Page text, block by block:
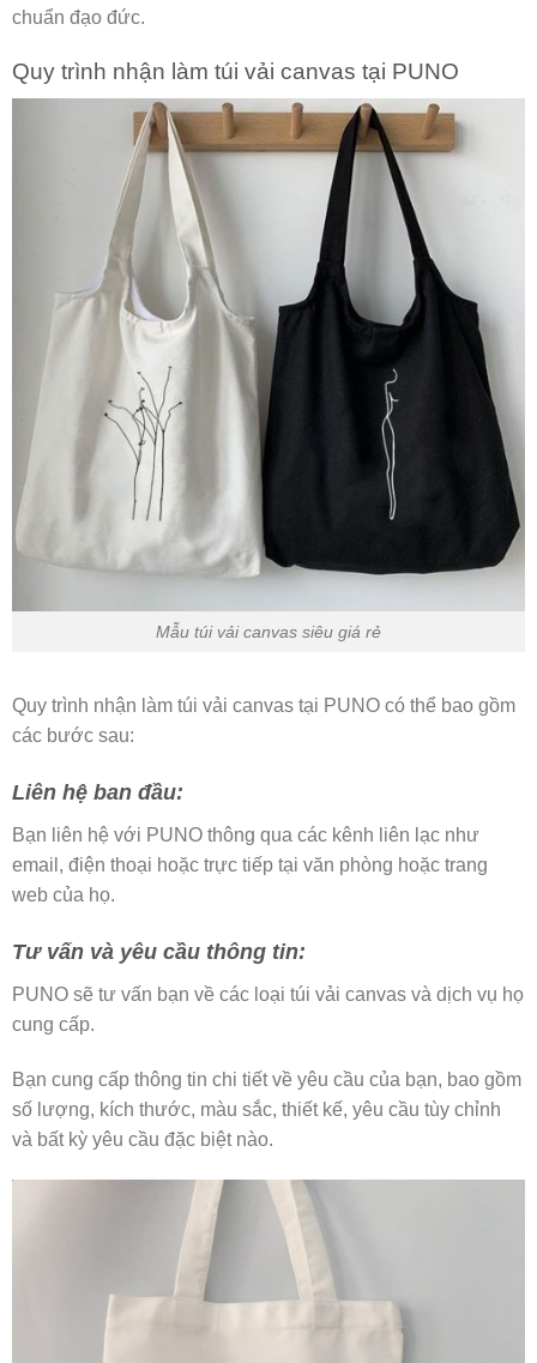
chuẩn đạo đức.
Quy trình nhận làm túi vải canvas tại PUNO
Mẫu túi vải canvas siêu giá rẻ
Quy trình nhận làm túi vải canvas tại PUNO có thể bao gồm
các bước sau:
Liên hệ ban đầu:
Bạn liên hệ với PUNO thông qua các kênh liên lạc như
email, điện thoại hoặc trực tiếp tại văn phòng hoặc trang
web của họ.
Tư vấn và yêu cầu thông tin:
PUNO sẽ tư vấn bạn về các loại túi vải canvas và dịch vụ họ
cung cấp.
Bạn cung cấp thông tin chi tiết về yêu cầu của bạn, bao gồm
số lượng, kích thước, màu sắc, thiết kế, yêu cầu tùy chỉnh
và bất kỳ yêu cầu đặc biệt nào.